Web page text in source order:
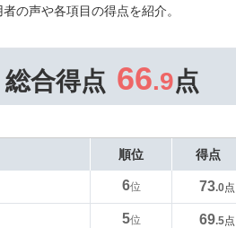
の声や各項目の得点を紹介。
総合得点 66.9点
順位 得点
6位 73.0点
5位 69.5点